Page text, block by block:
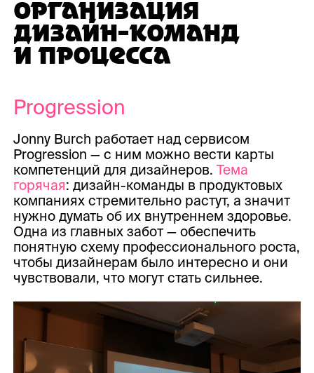
ОРГАНИЗАЦИЯ
ДИЗАЙН-КОМАНД
И ПРОЦЕССА
Progression
Jonny Burch работает над сервисом
Progression — с ним можно вести карты
компетенций для дизайнеров.Тема
горячая: дизайн-команды в продуктовых
компаниях стремительно растут, а значит
нужно думать об их внутреннем здоровье.
Одна из главных забот — обеспечить
понятную схему профессионального роста,
чтобы дизайнерам было интересно и они
чувствовали, что могут стать сильнее.